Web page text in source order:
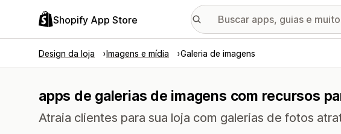
Shopify App Store
Design da loja Imagens e mídia Galeria de imagens
apps de galerias de imagens com recursos
Atraia clientes para sua loja com galerias de fotos